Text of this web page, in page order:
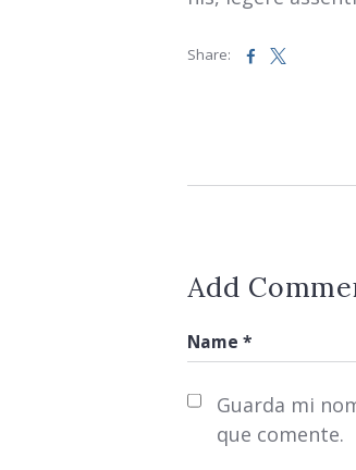
Share:
Add
Guarda mi
que comente.